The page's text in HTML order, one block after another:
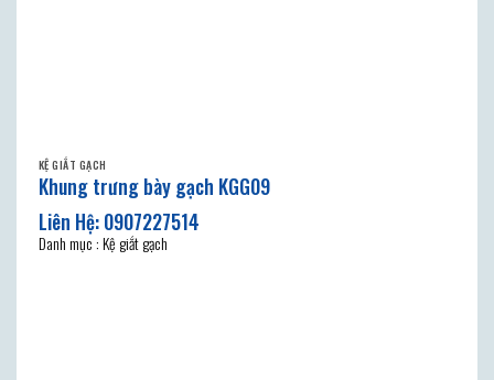
KỆ GIẮT GẠCH
Khung trưng bày gạch KGG09
Danh mục : Kệ giắt gạch